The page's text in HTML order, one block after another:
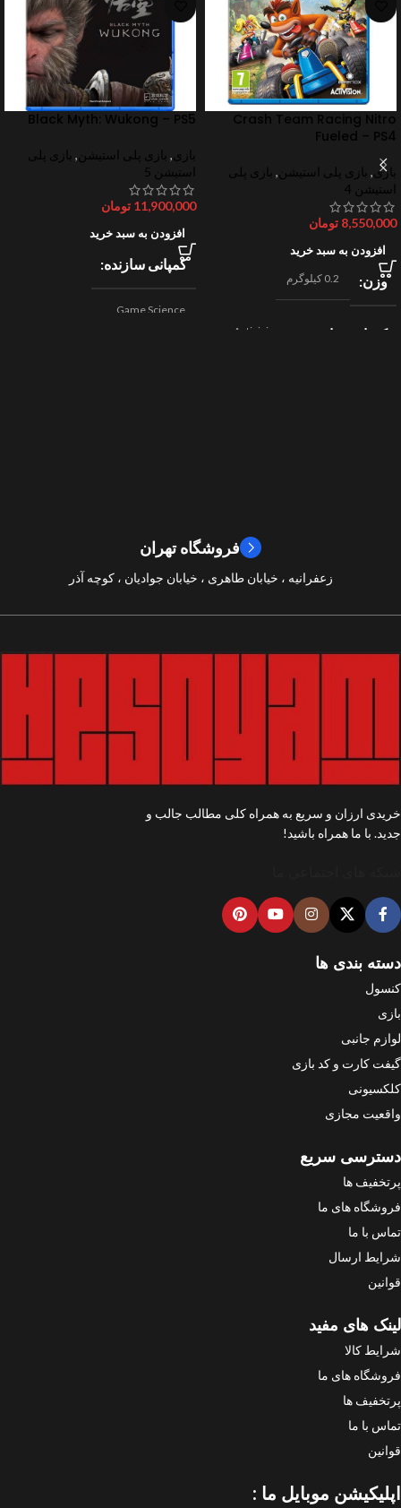
Crash Team Racing Nitro
Fueled – PS4
بازی, بازی پلی استیشن , بازی پلی
استیشن 4
8,550,000 تومان
افزودن به سبد خرید
وزن 0.2 کیلوگرم
کمپانی سازنده
Activision
Black Myth: Wukong – PS5
بازی, بازی پلی استیشن , بازی پلی
استیشن 5
11,900,000 تومان
افزودن به سبد خرید
کمپانی سازنده
Game Science
فروشگاه تهران
زعفرانیه ، خیابان طاهری ، خیابان جوادیان ، کوچه آذر
خریدی ارزان و سریع به همراه کلی مطالب جالب و
جدید. با ما همراه باشید!
دسته بندی ها
کنسول
بازی
لوازم جانبی
گیفت کارت و کد بازی
کلکسیونی
واقعیت مجازی
دسترسی سریع
پرتخفیف ها
فروشگاه های ما
تماس با ما
شرایط ارسال
قوانین
لینک های مفید
شرایط کالا
فروشگاه های ما
پرتخفیف ها
تماس با ما
قوانین
اپلیکیشن موبایل ما :